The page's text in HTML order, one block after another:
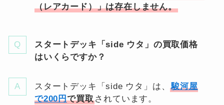
（レアカード）」は存在しません。
スタートデッキ「side ウタ」の買取価格
はいくらですか？
スタートデッキ「side ウタ」は、駿河屋
で200円で買取されています。